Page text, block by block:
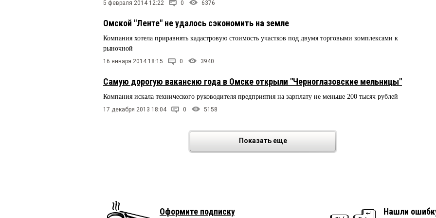
5 февраля 2014 12:22 0 6376
Омской "Ленте" не удалось сэкономить на земле
Компания хотела приравнять кадастровую стоимость участков под двумя торговыми комплексами к
рыночной
16 января 2014 18:15 0 3940
Самую дорогую вакансию года в Омске открыли "Черноглазовские мельницы"
Компания искала технического руководителя предприятия на зарплату не меньше 200 тысяч рублей
17 декабря 2013 18:04 0 5158
Показать еще
Оформите подписку Нашли